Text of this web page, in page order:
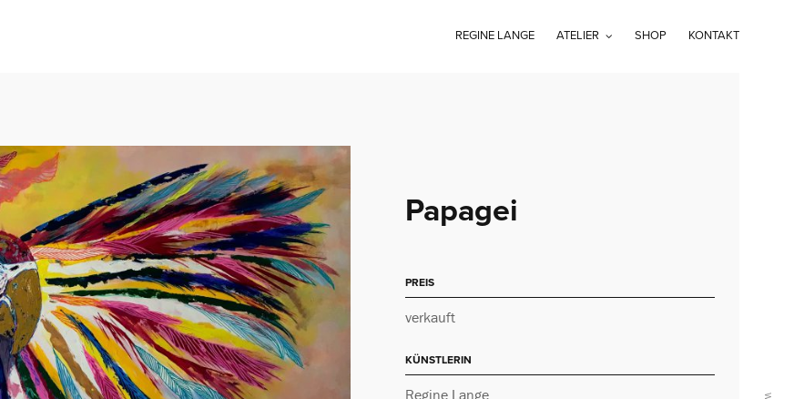
REGINE LANGE ATELIER SHOP KONTAKT
Papagei
PREIS
verkauft
KÜNSTLERIN
Regine Lange